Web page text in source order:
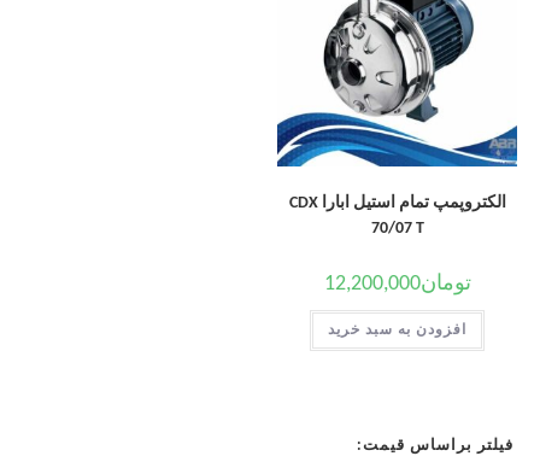
الکتروپمپ تمام استیل ابارا CDX
70/07 T
تومان12,200,000
افزودن به سبد خرید
فیلتر براساس قیمت: